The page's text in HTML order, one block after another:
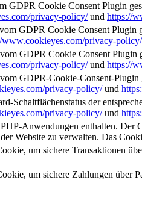
GDPR Cookie Consent Plugin
privacy-policy/und https://
GDPR Cookie Consent Plugin
www.cookieyes.com/privacy-policy/
GDPR Cookie Consent Plugin
privacy-policy/und https://
GDPR-Cookie-Consent-Plugin
privacy-policy/und
Schaltflächenstatus der
privacy-policy/und
Anwendungen enthalten. Der
Website zu verwalten. Das
um sichere Transaktionen
um sichere Zahlungen über